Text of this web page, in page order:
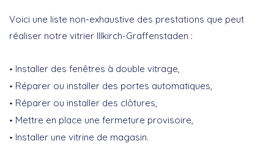
Voici une liste non-exhaustive des prestations que peut
réaliser notre vitrier Illkirch-Graffenstaden :
Installer des fenêtres à double vitrage,
Réparer ou installer des portes automatiques,
Réparer ou installer des clôtures,
Mettre en place une fermeture provisoire,
Installer une vitrine de magasin.